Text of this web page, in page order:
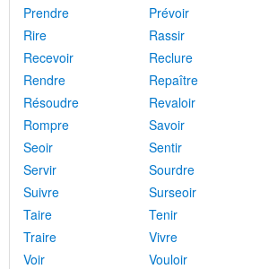
Prendre
Prévoir
Rire
Rassir
Recevoir
Reclure
Rendre
Repaître
Résoudre
Revaloir
Rompre
Savoir
Seoir
Sentir
Servir
Sourdre
Suivre
Surseoir
Taire
Tenir
Traire
Vivre
Voir
Vouloir